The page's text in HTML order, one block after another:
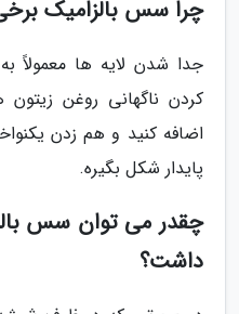
چرا سس بالزامیک
جدا شدن لایه ها معمولاً
کردن ناگهانی روغن
اضافه کنید و هم زدن
پایدار شکل بگیره.
چقدر می توان سس
داشت؟